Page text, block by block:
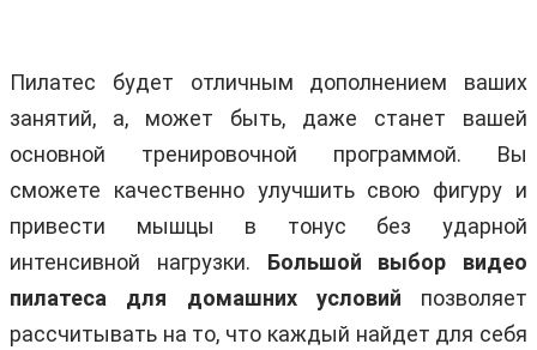
Пилатес будет отличным дополнением ваших
занятий, а, может быть, даже станет вашей
основной тренировочной программой. Вы
сможете качественно улучшить свою фигуру и
привести мышцы в тонус без ударной
интенсивной нагрузки. Большой выбор видео
пилатеса для домашних условий позволяет
рассчитывать на то, что каждый найдет для себя